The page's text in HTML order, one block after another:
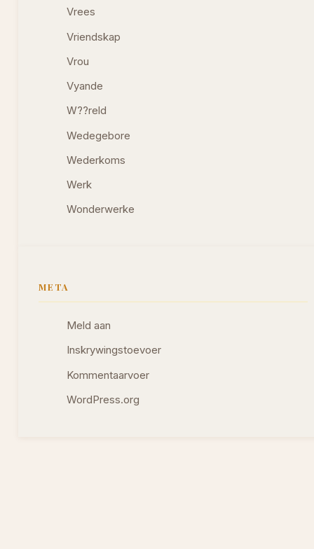
Vrees
Vriendskap
Vrou
Vyande
W??reld
Wedegebore
Wederkoms
Werk
Wonderwerke
META
Meld aan
Inskrywingstoevoer
Kommentaarvoer
WordPress.org